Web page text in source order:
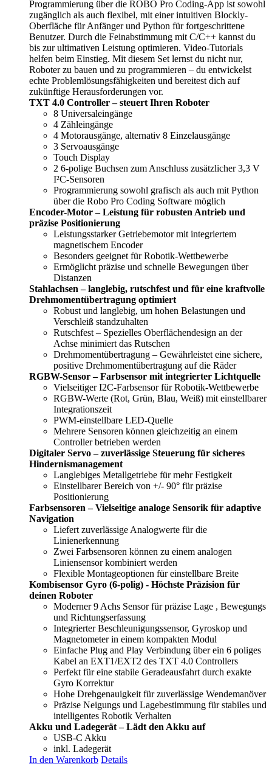
Programmierung über die ROBO Pro Coding-App ist sowohl
zugänglich als auch flexibel, mit einer intuitiven Blockly-
Oberfläche für Anfänger und Python für fortgeschrittene
Benutzer. Durch die Feinabstimmung mit C/C++ kannst du
bis zur ultimativen Leistung optimieren. Video-Tutorials
helfen beim Einstieg. Mit diesem Set lernst du nicht nur,
Roboter zu bauen und zu programmieren – du entwickelst
echte Problemlösungsfähigkeiten und bereitest dich auf
zukünftige Herausforderungen vor.
TXT 4.0 Controller – steuert Ihren Roboter
8 Universaleingänge
4 Zähleingänge
4 Motorausgänge, alternativ 8 Einzelausgänge
3 Servoausgänge
Touch Display
2 6-polige Buchsen zum Anschluss zusätzlicher 3,3 V
I²C-Sensoren
Programmierung sowohl grafisch als auch mit Python
über die Robo Pro Coding Software möglich
Encoder-Motor – Leistung für robusten Antrieb und
präzise Positionierung
Leistungsstarker Getriebemotor mit integriertem
magnetischem Encoder
Besonders geeignet für Robotik-Wettbewerbe
Ermöglicht präzise und schnelle Bewegungen über
Distanzen
Stahlachsen – langlebig, rutschfest und für eine kraftvolle
Drehmomentübertragung optimiert
Robust und langlebig, um hohen Belastungen und
Verschleiß standzuhalten
Rutschfest – Spezielles Oberflächendesign an der
Achse minimiert das Rutschen
Drehmomentübertragung – Gewährleistet eine sichere,
positive Drehmomentübertragung auf die Räder
RGBW-Sensor – Farbsensor mit integrierter Lichtquelle
Vielseitiger I2C-Farbsensor für Robotik-Wettbewerbe
RGBW-Werte (Rot, Grün, Blau, Weiß) mit einstellbarer
Integrationszeit
PWM-einstellbare LED-Quelle
Mehrere Sensoren können gleichzeitig an einem
Controller betrieben werden
Digitaler Servo – zuverlässige Steuerung für sicheres
Hindernismanagement
Langlebiges Metallgetriebe für mehr Festigkeit
Einstellbarer Bereich von +/- 90° für präzise
Positionierung
Farbsensoren – Vielseitige analoge Sensorik für adaptive
Navigation
Liefert zuverlässige Analogwerte für die
Linienerkennung
Zwei Farbsensoren können zu einem analogen
Liniensensor kombiniert werden
Flexible Montageoptionen für einstellbare Breite
Kombisensor Gyro (6-polig) - Höchste Präzision für
deinen Roboter
Moderner 9 Achs Sensor für präzise Lage , Bewegungs
und Richtungserfassung
Integrierter Beschleunigungssensor, Gyroskop und
Magnetometer in einem kompakten Modul
Einfache Plug and Play Verbindung über ein 6 poliges
Kabel an EXT1/EXT2 des TXT 4.0 Controllers
Perfekt für eine stabile Geradeausfahrt durch exakte
Gyro Korrektur
Hohe Drehgenauigkeit für zuverlässige Wendemanöver
Präzise Neigungs und Lagebestimmung für stabiles und
intelligentes Robotik Verhalten
Akku und Ladegerät – Lädt den Akku auf
USB-C Akku
inkl. Ladegerät
In den Warenkorb Details